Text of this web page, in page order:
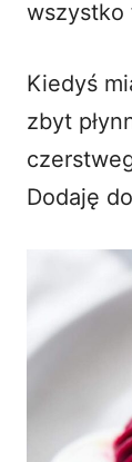
wszystko
Kiedyś
zbyt
Dodaję